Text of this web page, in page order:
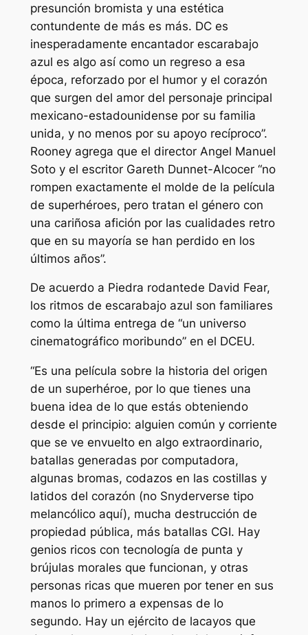
presunción bromista y una estética
contundente de más es más. DC es
inesperadamente encantador escarabajo
azul es algo así como un regreso a esa
época, reforzado por el humor y el corazón
que surgen del amor del personaje principal
mexicano-estadounidense por su familia
unida, y no menos por su apoyo recíproco”.
Rooney agrega que el director Angel Manuel
Soto y el escritor Gareth Dunnet-Alcocer “no
rompen exactamente el molde de la película
de superhéroes, pero tratan el género con
una cariñosa afición por las cualidades retro
que en su mayoría se han perdido en los
últimos años”.
De acuerdo a Piedra rodantede David Fear,
los ritmos de escarabajo azul son familiares
como la última entrega de “un universo
cinematográfico moribundo” en el DCEU.
“Es una película sobre la historia del origen
de un superhéroe, por lo que tienes una
buena idea de lo que estás obteniendo
desde el principio: alguien común y corriente
que se ve envuelto en algo extraordinario,
batallas generadas por computadora,
algunas bromas, codazos en las costillas y
latidos del corazón (no Snyderverse tipo
melancólico aquí), mucha destrucción de
propiedad pública, más batallas CGI. Hay
genios ricos con tecnología de punta y
brújulas morales que funcionan, y otras
personas ricas que mueren por tener en sus
manos lo primero a expensas de lo
segundo. Hay un ejército de lacayos que